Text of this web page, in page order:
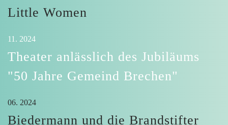
Little Women
11. 2024
Theater anlässlich des Jubiläums
"50 Jahre Gemeind Brechen"
06. 2024
Biedermann und die Brandstifter